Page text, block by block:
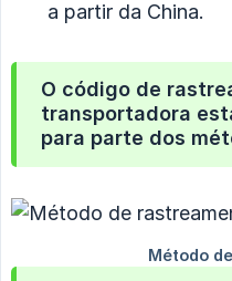
a partir da China.
O código de
transportadora
para parte dos